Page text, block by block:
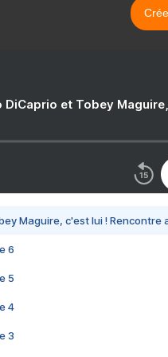
DiCaprio et Tobey
Maguire, c'est lui ! Rencontre
6
5
4
3